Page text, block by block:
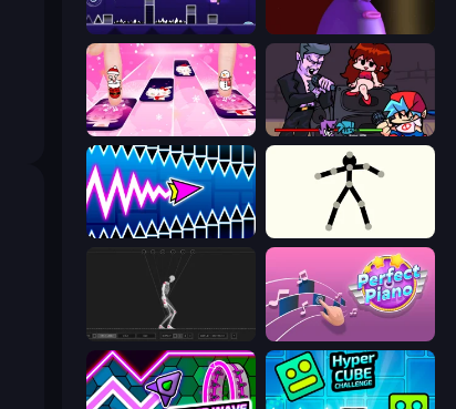
Geometry Game Blob Opera
Friday Night Funkin'
Wave Dash: Geometry Arrow Stick Animator
Skeleton Simulator Perfect Piano